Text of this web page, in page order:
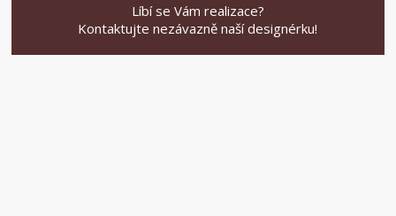
Líbí se Vám realizace?
Kontaktujte nezávazně naší designérku!